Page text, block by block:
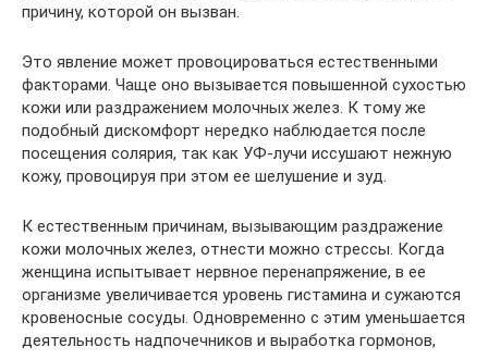
причину, которой он вызван.
Это явление может провоцироваться естественными
факторами. Чаще оно вызывается повышенной сухостью
кожи или раздражением молочных желез. К тому же
подобный дискомфорт нередко наблюдается после
посещения солярия, так как УФ-лучи иссушают нежную
кожу, провоцируя при этом ее шелушение и зуд.
К естественным причинам, вызывающим раздражение
кожи молочных желез, отнести можно стрессы. Когда
женщина испытывает нервное перенапряжение, в ее
организме увеличивается уровень гистамина и сужаются
кровеносные сосуды. Одновременно с этим уменьшается
деятельность надпочечников и выработка гормонов,